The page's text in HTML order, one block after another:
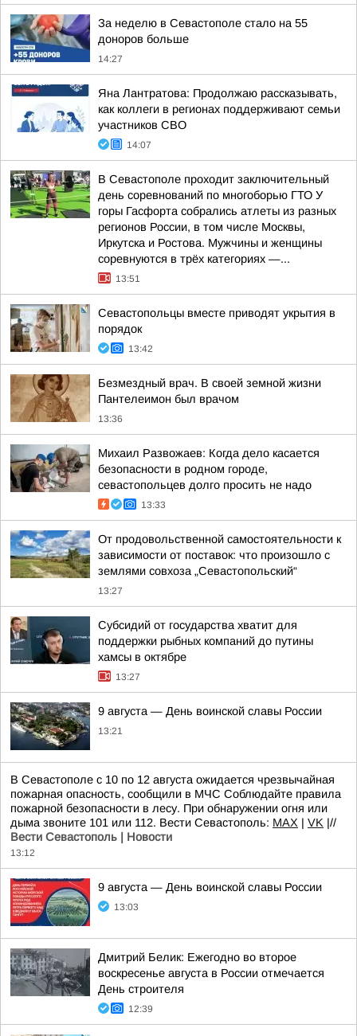
За неделю в Севастополе стало на 55
доноров больше
14:27
Яна Лантратова: Продолжаю рассказывать,
как коллеги в регионах поддерживают семьи
участников СВО
14:07
В Севастополе проходит заключительный
день соревнований по многоборью ГТО У
горы Гасфорта собрались атлеты из разных
регионов России, в том числе Москвы,
Иркутска и Ростова. Мужчины и женщины
соревнуются в трёх категориях —...
13:51
Севастопольцы вместе приводят укрытия в
порядок
13:42
Безмездный врач. В своей земной жизни
Пантелеимон был врачом
13:36
Михаил Развожаев: Когда дело касается
безопасности в родном городе,
севастопольцев долго просить не надо
13:33
От продовольственной самостоятельности к
зависимости от поставок: что произошло с
землями совхоза „Севастопольский“
13:27
Субсидий от государства хватит для
поддержки рыбных компаний до путины
хамсы в октябре
13:27
9 августа — День воинской славы России
13:21
В Севастополе с 10 по 12 августа ожидается чрезвычайная
пожарная опасность, сообщили в МЧС Соблюдайте правила
пожарной безопасности в лесу. При обнаружении огня или
дыма звоните 101 или 112. Вести Севастополь: MAX | VK |//
Вести Севастополь | Новости
13:12
9 августа — День воинской славы России
13:03
Дмитрий Белик: Ежегодно во второе
воскресенье августа в России отмечается
День строителя
12:39